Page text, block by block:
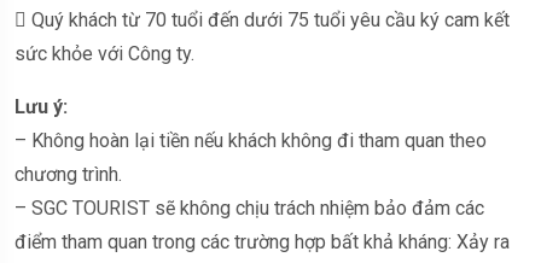
 Quý khách từ 70 tuổi đến dưới 75 tuổi yêu cầu ký cam kết
sức khỏe với Công ty.
Lưu ý:
– Không hoàn lại tiền nếu khách không đi tham quan theo
chương trình.
– SGC TOURIST sẽ không chịu trách nhiệm bảo đảm các
điểm tham quan trong các trường hợp bất khả kháng: Xảy ra